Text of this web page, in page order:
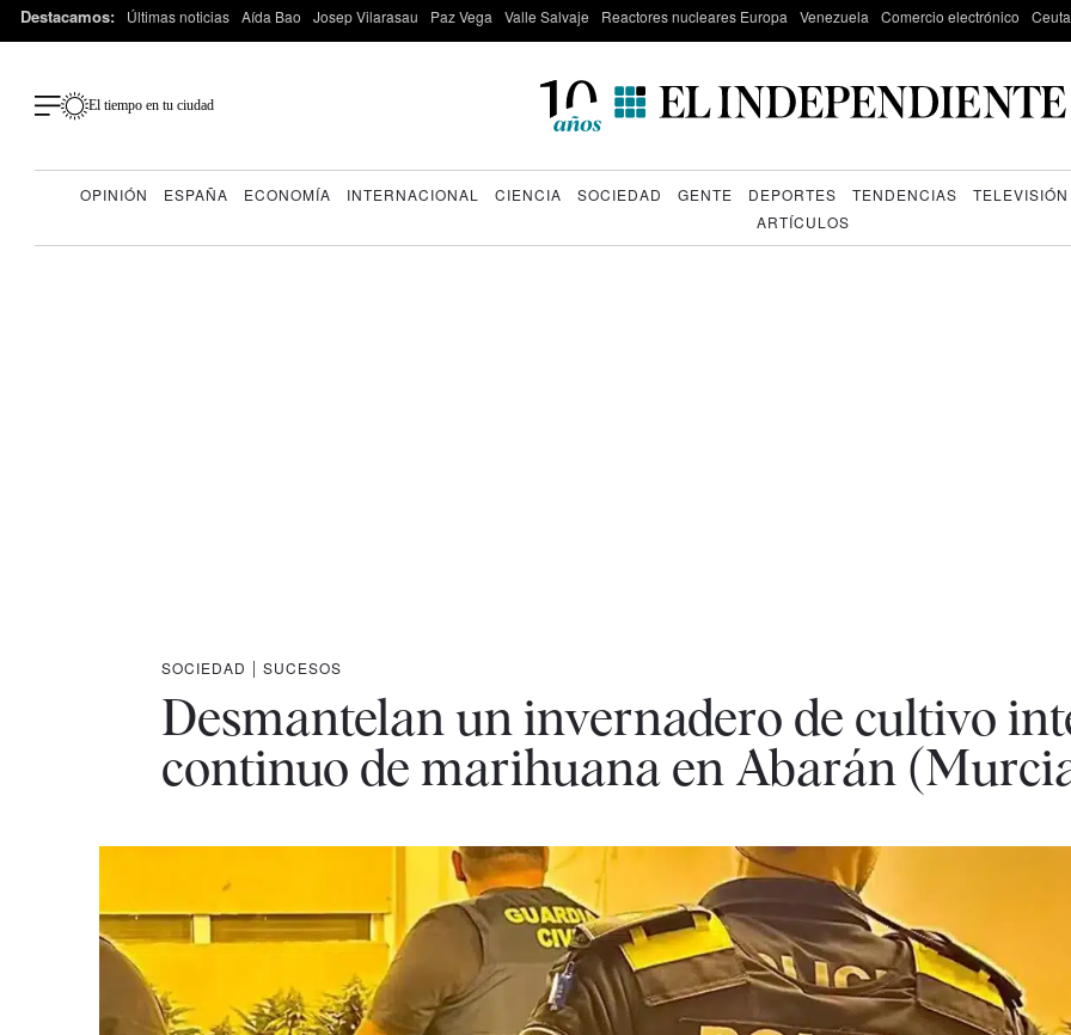
Destacamos: Últimas noticias Aída Bao Josep Vilarasau Paz Vega Valle Salvaje Reactores nucleares Europa Venezuela Comercio electrónico Ceuta
El tiempo en tu ciudad
OPINIÓN ESPAÑA ECONOMÍA INTERNACIONAL CIENCIA SOCIEDAD GENTE DEPORTES TENDENCIAS TELEVISIÓN
ARTÍCULOS
SOCIEDAD | SUCESOS
Desmantelan un invernadero de cultivo
continuo de marihuana en Abarán